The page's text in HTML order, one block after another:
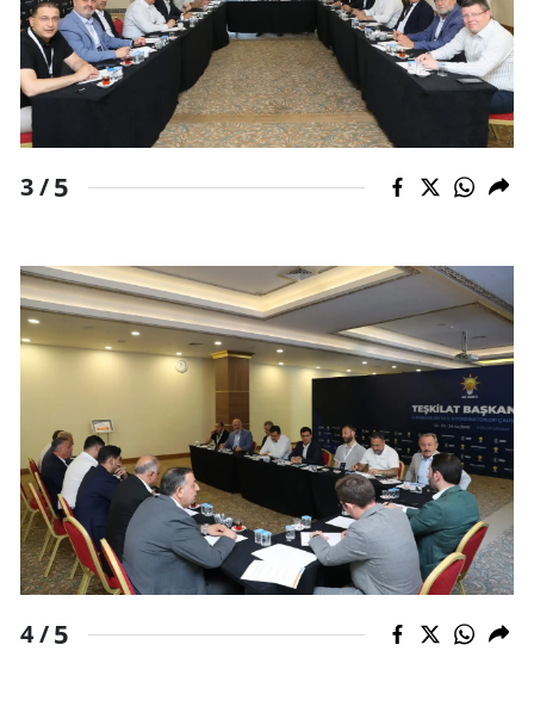
Mardin
Muğla
Muş
Sakarya
Samsun
Siirt
Sinop
Sivas
Tekirdağ
Tokat
3 /5
4 /5